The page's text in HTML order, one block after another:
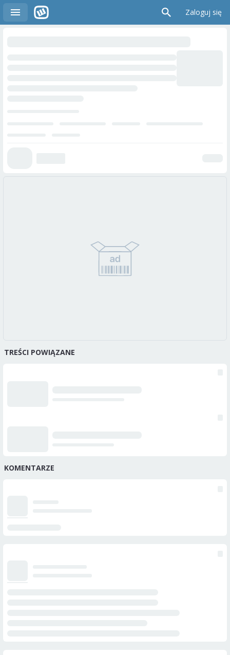
Zaloguj się
TREŚCI POWIĄZANE
KOMENTARZE